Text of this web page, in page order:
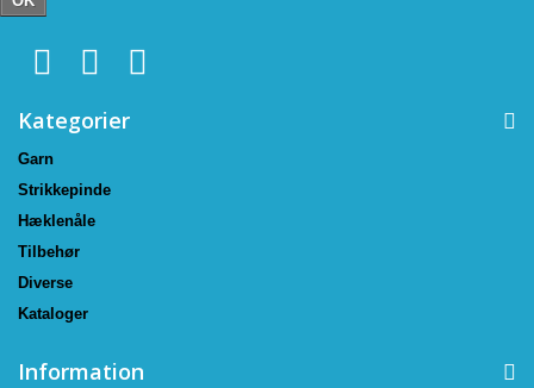
Kategorier
Garn
Strikkepinde
Hæklenåle
Tilbehør
Diverse
Kataloger
Information